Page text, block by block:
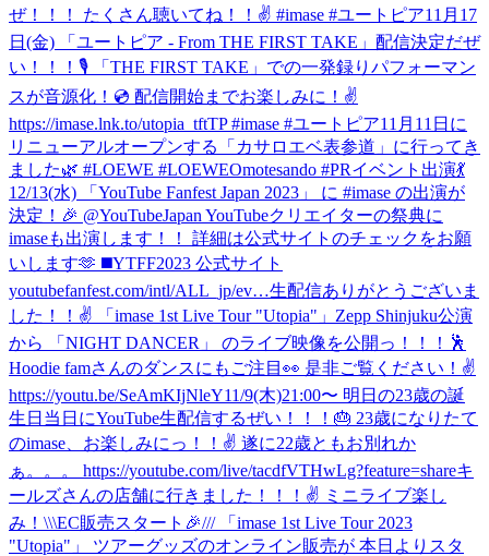
ぜ！！！ たくさん聴いてね！！✌️ #imase #ユートピア11月17
日(金) 「ユートピア - From THE FIRST TAKE」配信決定だぜ
い！！！🎙 「THE FIRST TAKE」での一発録りパフォーマン
スが音源化！💿 配信開始までお楽しみに！✌️
https://imase.lnk.to/utopia_tftTP #imase #ユートピア11月11日に
リニューアルオープンする「カサロエベ表参道」に行ってき
ました🌿 #LOEWE #LOEWEOmotesando #PRイベント出演💃
12/13(水) 「YouTube Fanfest Japan 2023」 に #imase の出演が
決定！🎉 @YouTubeJapan YouTubeクリエイターの祭典に
imaseも出演します！！ 詳細は公式サイトのチェックをお願
いします🫶 ◼️YTFF2023 公式サイト
youtubefanfest.com/intl/ALL_jp/ev…生配信ありがとうございま
した！！✌️ 「imase 1st Live Tour "Utopia"」Zepp Shinjuku公演
から 「NIGHT DANCER」 のライブ映像を公開っ！！！🕺
Hoodie famさんのダンスにもご注目👀 是非ご覧ください！✌️
https://youtu.be/SeAmKIjNleY11/9(木)21:00〜 明日の23歳の誕
生日当日にYouTube生配信するぜい！！！🎂 23歳になりたて
のimase、お楽しみにっ！！✌️ 遂に22歳ともお別れか
ぁ。。。 https://youtube.com/live/tacdfVTHwLg?feature=shareキ
ールズさんの店舗に行きました！！！✌️ ミニライブ楽し
み！ \\\EC販売スタート🎉/// 「imase 1st Live Tour 2023
"Utopia"」 ツアーグッズのオンライン販売が 本日よりスタ